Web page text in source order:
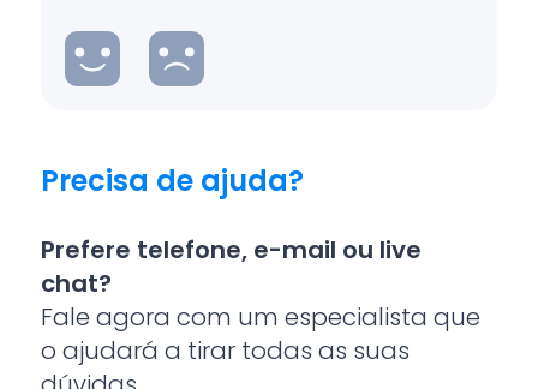
Precisa de ajuda?
Prefere telefone, e-mail ou live
chat?
Fale agora com um especialista que
o ajudará a tirar todas as suas